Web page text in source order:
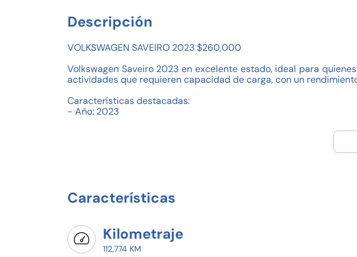
Descripción
VOLKSWAGEN SAVEIRO 2023 $260,000
Volkswagen Saveiro 2023 en excelente estado, ideal para
actividades que requieren capacidad de carga, con un
Características destacadas:
- Año: 2023
- Agencia: Volkswagen VAQCSA Corregidora
¡Tu Volkswagen Saveiro te espera en (Volkswagen VAQCSA
Pregunta por disponibilidad y agenda tu prueba de manejo hoy
Características
Kilometraje
112,774 KM